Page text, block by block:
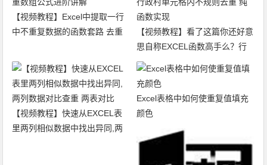
【视频教程】Excel中提取一行
中不重复数据的函数套路 去重
【视频教程】看了这篇你还好意
思自称EXCEL函数高手么？行
政村单元格内不规则去重 纯函
【视频教程】快速从EXCEL表
里两列相似数据中找出异同,两
Excel表格中如何使重复值填充
颜色